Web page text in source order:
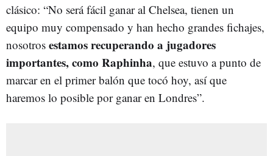
clásico: “No será fácil ganar al Chelsea, tienen un
equipo muy compensado y han hecho grandes fichajes,
nosotros estamos recuperando a jugadores
importantes, como Raphinha, que estuvo a punto de
marcar en el primer balón que tocó hoy, así que
haremos lo posible por ganar en Londres”.